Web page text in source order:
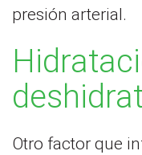
presión arterial.
Otro factor que